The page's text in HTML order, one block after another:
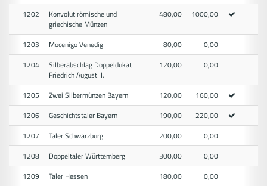
1202
Konvolut römische und
griechische Münzen
480,00 1000,00
1203 Mocenigo Venedig 80,00
0,00
1204
Silberabschlag Doppeldukat
Friedrich August II.
120,00 0,00
1205 Zwei Silbermünzen Bayern 120,00
160,00
1206
Geschichtstaler Bayern 190,00
220,00
1207
Taler Schwarzburg 200,00
0,00
1208
Doppeltaler Württemberg 300,00
0,00
1209
Taler Hessen 180,00
0,00